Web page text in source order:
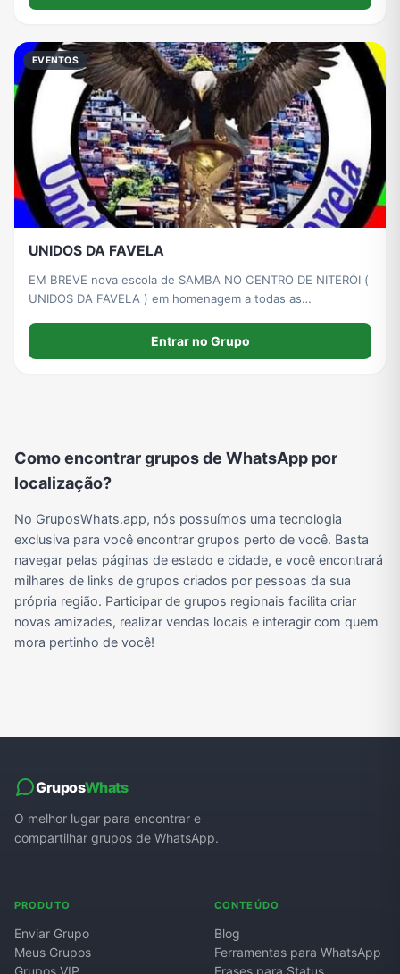
EVENTOS
UNIDOS DA FAVELA
EM BREVE nova escola de SAMBA NO CENTRO DE NITERÓI (
UNIDOS DA FAVELA ) em homenagem a todas as
Entrar no Grupo
Como encontrar grupos de WhatsApp por
localização?
No GruposWhats.app, nós possuímos uma tecnologia
exclusiva para você encontrar grupos perto de você. Basta
navegar pelas páginas de estado e cidade, e você encontrará
milhares de links de grupos criados por pessoas da sua
própria região. Participar de grupos regionais facilita criar
novas amizades, realizar vendas locais e interagir com quem
mora pertinho de você!
GruposWhats
O melhor lugar para encontrar e
compartilhar grupos de WhatsApp.
PRODUTO
Enviar Grupo
Meus Grupos
Grupos VIP
CONTEÚDO
Blog
Ferramentas para WhatsApp
Frases para Status